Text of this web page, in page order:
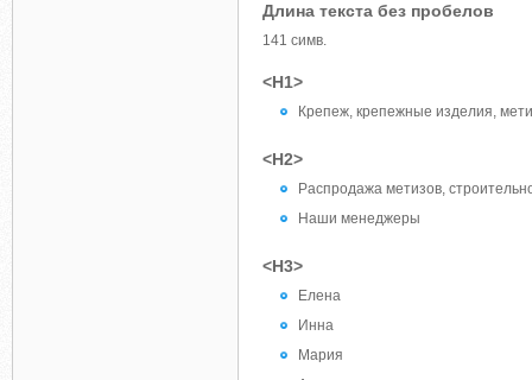
Длина текста без пробелов
141 симв.
<H1>
Крепеж, крепежные изделия,
<H2>
Распродажа метизов,
Наши менеджеры
<H3>
Елена
Инна
Мария